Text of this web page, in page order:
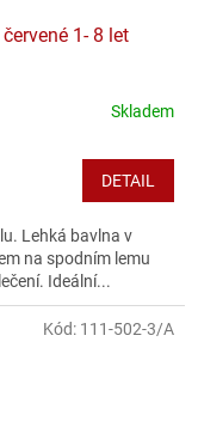
1- 8 let
Skladem
DETAIL
Lehká bavlna v
na spodním lemu
Ideální...
Kód: 111-502-3/A